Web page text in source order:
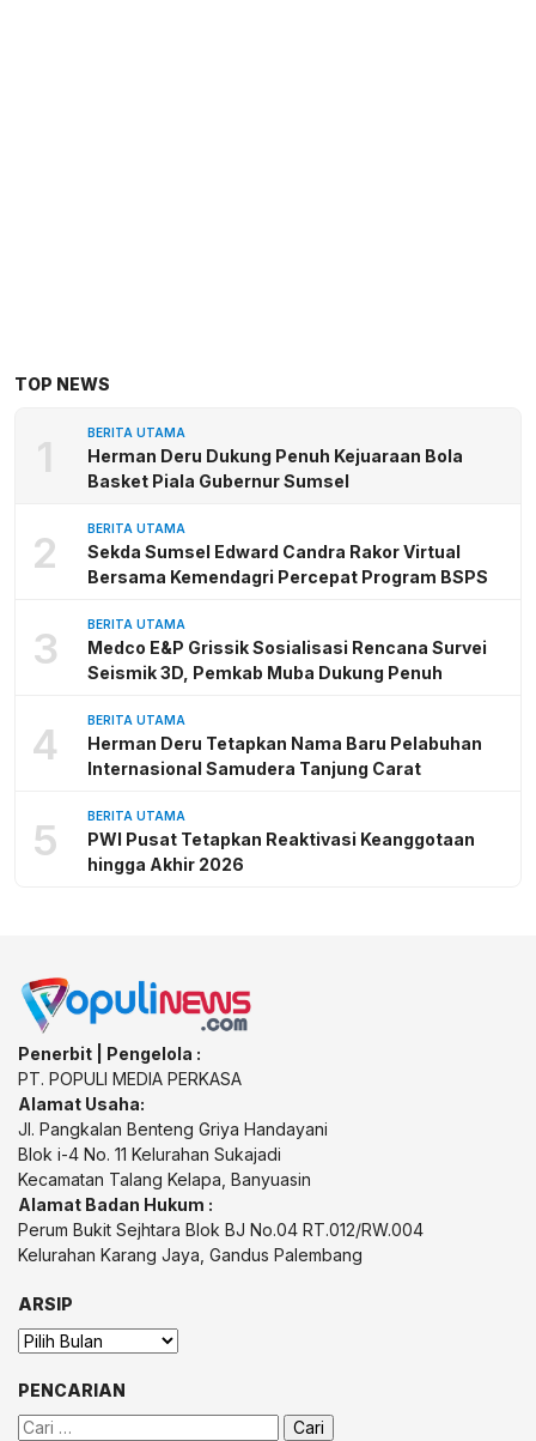
TOP NEWS
1 BERITA UTAMA
Herman Deru Dukung Penuh Kejuaraan Bola
Basket Piala Gubernur Sumsel
2 BERITA UTAMA
Sekda Sumsel Edward Candra Rakor Virtual
Bersama Kemendagri Percepat Program BSPS
3 BERITA UTAMA
Medco E&P Grissik Sosialisasi Rencana Survei
Seismik 3D, Pemkab Muba Dukung Penuh
4 BERITA UTAMA
Herman Deru Tetapkan Nama Baru Pelabuhan
Internasional Samudera Tanjung Carat
5 BERITA UTAMA
PWI Pusat Tetapkan Reaktivasi Keanggotaan
hingga Akhir 2026
Penerbit | Pengelola :
PT. POPULI MEDIA PERKASA
Alamat Usaha:
Jl. Pangkalan Benteng Griya Handayani
Blok i-4 No. 11 Kelurahan Sukajadi
Kecamatan Talang Kelapa, Banyuasin
Alamat Badan Hukum :
Perum Bukit Sejhtara Blok BJ No.04 RT.012/RW.004
Kelurahan Karang Jaya, Gandus Palembang
ARSIP
Arsip
PENCARIAN
Cari